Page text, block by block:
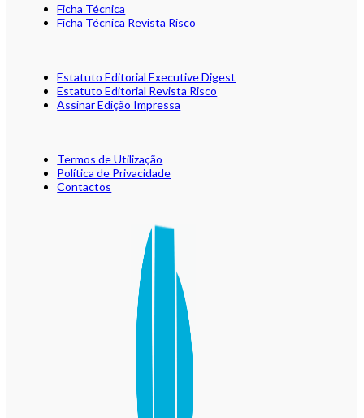
Ficha Técnica
Ficha Técnica Revista Risco
Estatuto Editorial Executive Digest
Estatuto Editorial Revista Risco
Assinar Edição Impressa
Termos de Utilização
Política de Privacidade
Contactos